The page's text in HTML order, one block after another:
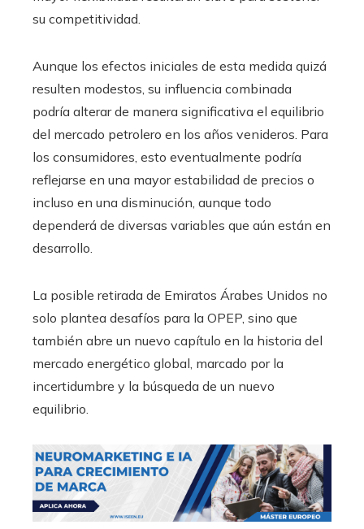
su competitividad.
Aunque los efectos iniciales de esta medida quizá
resulten modestos, su influencia combinada
podría alterar de manera significativa el equilibrio
del mercado petrolero en los años venideros. Para
los consumidores, esto eventualmente podría
reflejarse en una mayor estabilidad de precios o
incluso en una disminución, aunque todo
dependerá de diversas variables que aún están en
desarrollo.
La posible retirada de Emiratos Árabes Unidos no
solo plantea desafíos para la OPEP, sino que
también abre un nuevo capítulo en la historia del
mercado energético global, marcado por la
incertidumbre y la búsqueda de un nuevo
equilibrio.